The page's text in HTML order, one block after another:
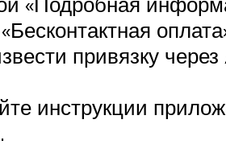
привязку
инструкции